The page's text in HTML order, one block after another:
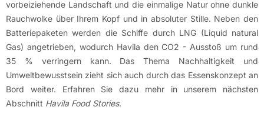
vorbeiziehende Landschaft und die einmalige Natur ohne dunkle
Rauchwolke über Ihrem Kopf und in absoluter Stille. Neben den
Batteriepaketen werden die Schiffe durch LNG (Liquid natural
Gas) angetrieben, wodurch Havila den CO2 - Ausstoß um rund
35 % verringern kann. Das Thema Nachhaltigkeit und
Umweltbewusstsein zieht sich auch durch das Essenskonzept an
Bord weiter. Erfahren Sie dazu mehr in unserem nächsten
Abschnitt Havila Food Stories.